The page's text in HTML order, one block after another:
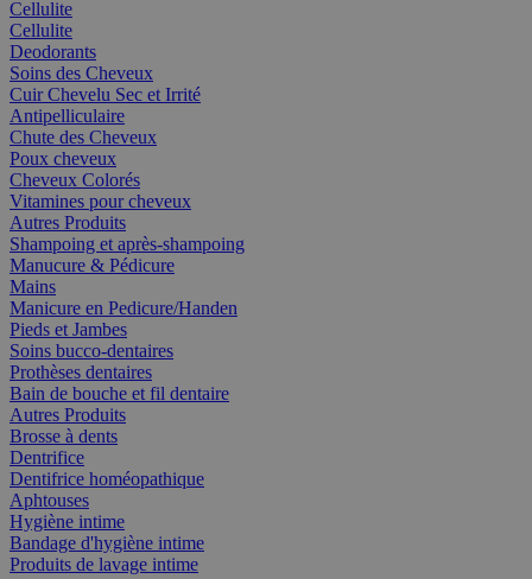
Cellulite
Cellulite
Deodorants
Soins des Cheveux
Cuir Chevelu Sec et Irrité
Antipelliculaire
Chute des Cheveux
Poux cheveux
Cheveux Colorés
Vitamines pour cheveux
Autres Produits
Shampoing et après-shampoing
Manucure & Pédicure
Mains
Manicure en Pedicure/Handen
Pieds et Jambes
Soins bucco-dentaires
Prothèses dentaires
Bain de bouche et fil dentaire
Autres Produits
Brosse à dents
Dentrifice
Dentifrice homéopathique
Aphtouses
Hygiène intime
Bandage d'hygiène intime
Produits de lavage intime